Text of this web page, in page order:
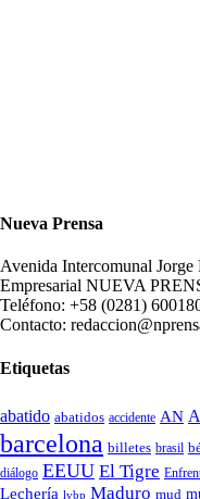
Nueva Prensa
Avenida Intercomunal
Empresarial NUEVA
Teléfono: +58 (0281)
Contacto:
Etiquetas
abatido abatidos accidente AN
barcelona billetes brasil
diálogo EEUU El Tigre
Lechería lvbp Maduro mud